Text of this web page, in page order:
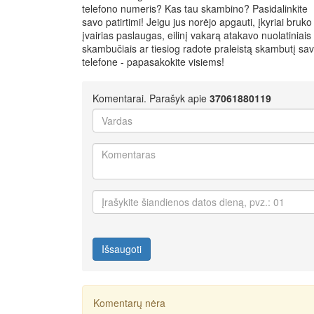
telefono numeris? Kas tau skambino? Pasidalinkite
savo patirtimi! Jeigu jus norėjo apgauti, įkyriai bruko
įvairias paslaugas, eilinį vakarą atakavo nuolatiniais
skambučiais ar tiesiog radote praleistą skambutį
telefone - papasakokite visiems!
Komentarai. Parašyk apie 37061880119
Išsaugoti
Komentarų nėra